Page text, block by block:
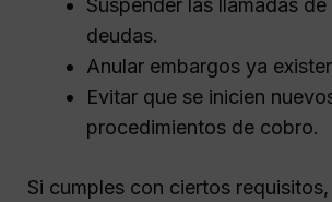
Suspender las llamadas
deudas.
Anular embargos ya
Evitar que se inicien
procedimientos de cobro.
Si cumples con ciertos